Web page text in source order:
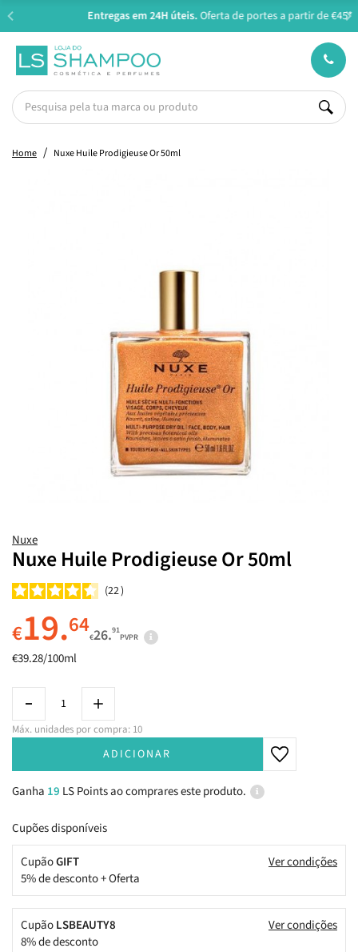
Entregas em 24H úteis.Oferta de portes a partir de €45*
Home Nuxe Huile Prodigieuse Or 50ml
Nuxe
Nuxe Huile Prodigieuse Or 50ml
22
€19.64€26.91
PVPR
€39.28/100ml
Máx. unidades por compra: 10
ADICIONAR
Ganha 19 LS Points ao comprares este produto.
Cupões disponíveis
CupãoGIFT
5% de desconto + Oferta
Ver condições
CupãoLSBEAUTY8
8% de desconto
Ver condições